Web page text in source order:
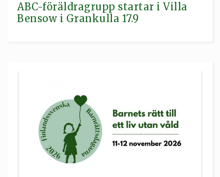
ABC-föräldragrupp startar i Villa
Bensow i Grankulla 17.9